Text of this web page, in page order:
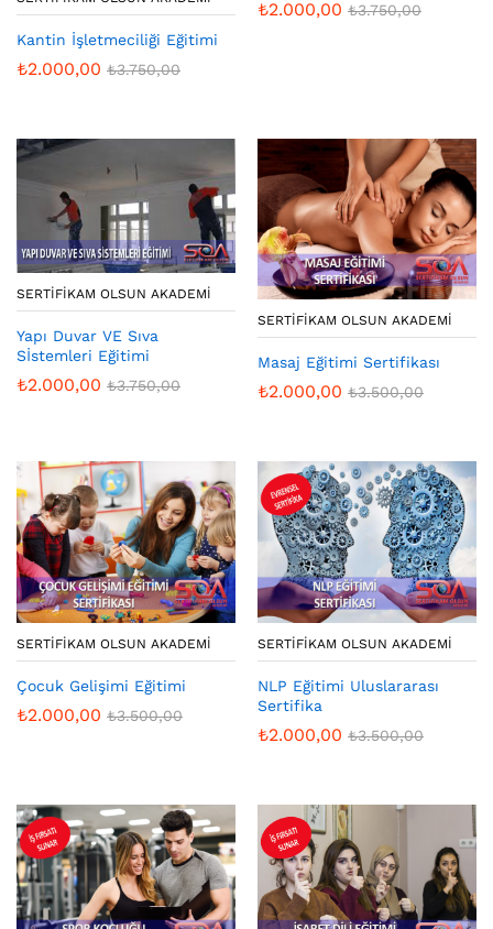
Kantin İşletmeciliği Eğitimi
₺2.000,00 ₺3.750,00
₺2.000,00 ₺3.750,00
SERTIFIKAM OLSUN AKADEMI
Yapı Duvar VE Sıva
Sİstemleri Eğitimi
₺2.000,00 ₺3.750,00
SERTIFIKAM OLSUN AKADEMI
Masaj Eğitimi Sertifikası
₺2.000,00 ₺3.500,00
SERTIFIKAM OLSUN AKADEMI
Çocuk Gelişimi Eğitimi
₺2.000,00 ₺3.500,00
SERTIFIKAM OLSUN AKADEMI
NLP Eğitimi Uluslararası
Sertifika
₺2.000,00 ₺3.500,00